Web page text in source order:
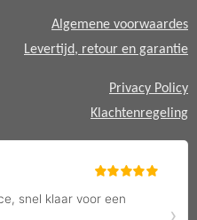
Algemene voorwaardes
Levertijd, retour en garantie
Privacy Policy
Klachtenregeling